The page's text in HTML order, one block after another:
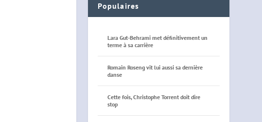
Populaires
Lara Gut-Behrami met définitivement un
terme à sa carrière
Romain Roseng vit lui aussi sa dernière
danse
Cette fois, Christophe Torrent doit dire
stop